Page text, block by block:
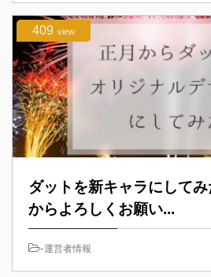
409 view
ダットを新キャラにして
からよろしくお願い...
-運営者情報